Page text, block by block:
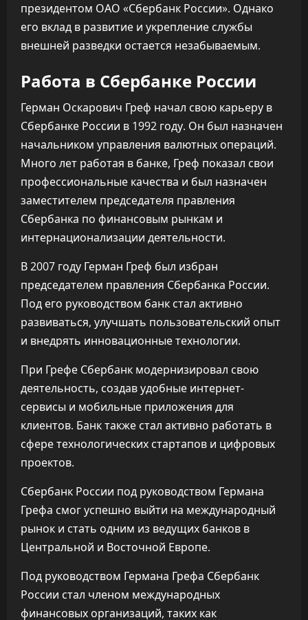
президентом ОАО «Сбербанк России». Однако
его вклад в развитие и укрепление службы
внешней разведки остается незабываемым.
Работа в Сбербанке России
Герман Оскарович Греф начал свою карьеру в
Сбербанке России в 1992 году. Он был назначен
начальником управления валютных операций.
Много лет работая в банке, Греф показал свои
профессиональные качества и был назначен
заместителем председателя правления
Сбербанка по финансовым рынкам и
интернационализации деятельности.
В 2007 году Герман Греф был избран
председателем правления Сбербанка России.
Под его руководством банк стал активно
развиваться, улучшать пользовательский опыт
и внедрять инновационные технологии.
При Грефе Сбербанк модернизировал свою
деятельность, создав удобные интернет-
сервисы и мобильные приложения для
клиентов. Банк также стал активно работать в
сфере технологических стартапов и цифровых
проектов.
Сбербанк России под руководством Германа
Грефа смог успешно выйти на международный
рынок и стать одним из ведущих банков в
Центральной и Восточной Европе.
Под руководством Германа Грефа Сбербанк
России стал членом международных
финансовых организаций, таких как